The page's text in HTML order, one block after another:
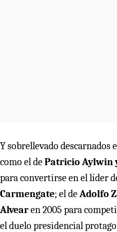
Y sobrellevado
como el dePatricio Aylwin
para convertirse en el líder
Carmengate; el deAdolfo
Alvearen 2005 para
el duelo presidencial